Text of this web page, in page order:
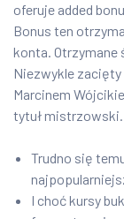
oferuje added
Bonus ten
konta. Otrzymane
Niezwykle zacięty
Marcinem
tytuł mistrzowski.
Trudno się
I choć kursy